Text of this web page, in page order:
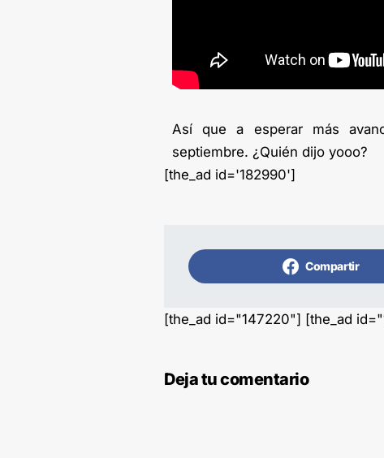
Así que a esperar más
septiembre. ¿Quién dijo yooo?
[the_ad id='182990']
Compartir
[the_ad id="147220"] [the_ad
Deja tu comentario